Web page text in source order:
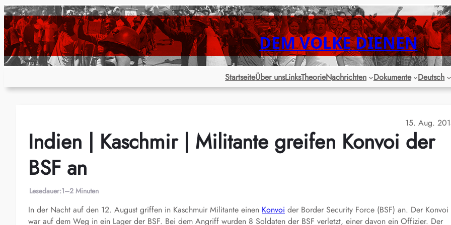
Zum
Inhalt
springen
DEM VOLKE DIENEN
StartseiteÜber unsLinksTheorieNachrichten Dokumente Deutsch
15. Aug.
Indien | Kaschmir | Militante greifen Konvoi der
BSF an
Lesedauer:1–2 Minuten
In der Nacht auf den 12. August griffen in Kaschmuir Militante einen Konvoi der Border Security Force (BSF) an. Der Konvoi
war auf dem Weg in ein Lager der BSF. Bei dem Angriff wurden 8 Soldaten der BSF verletzt, einer davon ein Offizier. Der